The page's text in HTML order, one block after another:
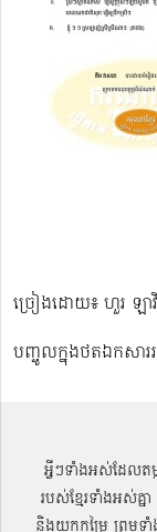
ច្រៀងដោយ៖ ហួរ ឡាវី
បញ្ចូលក្នុងថតឯកសារ
អ្វីៗទាំងអស់ដែលត
របស់ខ្មែរទាំងអស់គ្